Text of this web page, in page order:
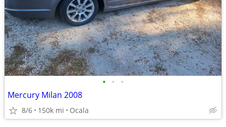
• • •
Mercury Milan 2008
8/6 150k mi Ocala